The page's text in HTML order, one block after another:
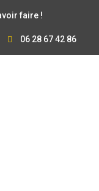
faire !
06 28 67 42 86